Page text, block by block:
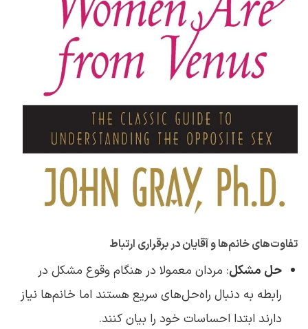
تفاوت‌های خانم‌ها و آقایان در برقراری ارتباط
حل مشکل: مردان معمولا در هنگام وقوع مشکل در
رابطه به دنبال راه‌حل‌های سریع هستند اما خانم‌ها نیاز
دارند ابتدا احساسات خود را بیان کنند.